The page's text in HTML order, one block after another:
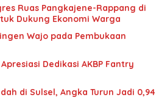
Dukung Ekonomi Warga
Wajo pada Pembukaan
Dedikasi AKBP Fantry
di Sulsel, Angka Turun Jadi 0,94